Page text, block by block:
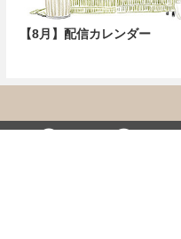
【8月】配信カレンダー